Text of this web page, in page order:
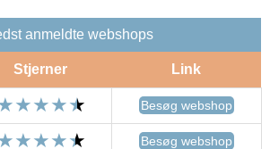
anmeldte webshops
Stjerner Link
Besøg webshop
Besøg webshop